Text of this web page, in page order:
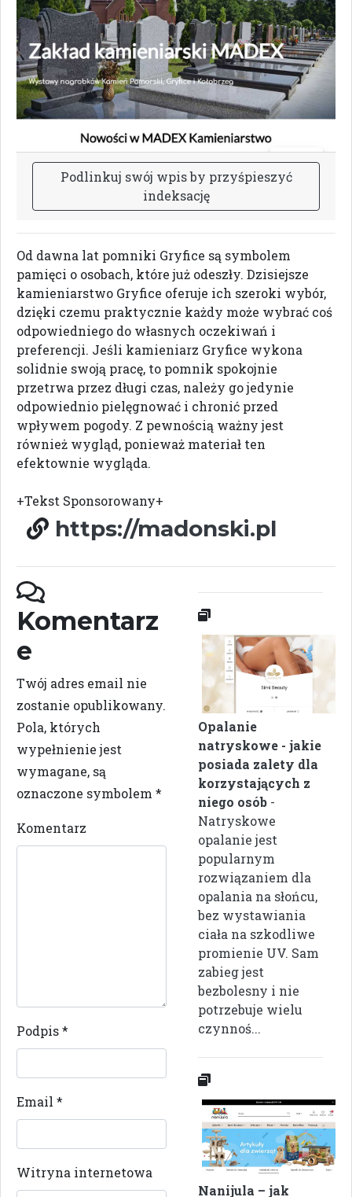
Podlinkuj swój wpisby przyśpieszyć
indeksację
Od dawna lat pomniki Gryfice są symbolem
pamięci o osobach, które już odeszły. Dzisiejsze
kamieniarstwo Gryfice oferuje ich szeroki wybór,
dzięki czemu praktycznie każdy może wybrać coś
odpowiedniego do własnych oczekiwań i
preferencji. Jeśli kamieniarz Gryfice wykona
solidnie swoją pracę, to pomnik spokojnie
przetrwa przez długi czas, należy go jedynie
odpowiednio pielęgnować i chronić przed
wpływem pogody. Z pewnością ważny jest
również wygląd, ponieważ materiał ten
efektownie wygląda.
+Tekst Sponsorowany+
https://madonski.pl
Komentarz
e
Twój adres email nie
zostanie opublikowany.
Pola, których
wypełnienie jest
wymagane, są
oznaczone symbolem *
Komentarz
Podpis*
Email *
Witryna internetowa
Opalanie
natryskowe - jakie
posiada zalety dla
korzystających z
niego osób -
Natryskowe
opalanie jest
popularnym
rozwiązaniem dla
opalania na słońcu,
bez wystawiania
ciała na szkodliwe
promienie UV. Sam
zabieg jest
bezbolesny i nie
potrzebuje wielu
czynnoś...
Nanijula – jak